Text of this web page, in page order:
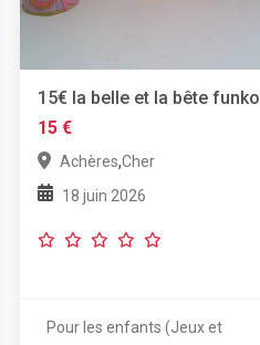
15€ la belle et la bête funko
15 €
Achères,Cher
18 juin 2026
Pour les enfants (Jeux et